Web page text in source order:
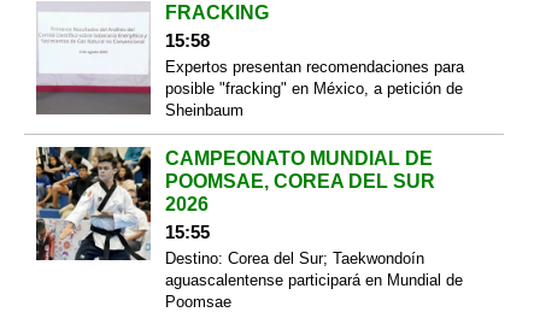
FRACKING
15:58
Expertos presentan recomendaciones para
posible "fracking" en México, a petición de
Sheinbaum
CAMPEONATO MUNDIAL DE
POOMSAE, COREA DEL SUR
2026
15:55
Destino: Corea del Sur; Taekwondoín
aguascalentense participará en Mundial de
Poomsae